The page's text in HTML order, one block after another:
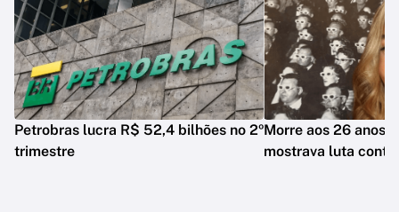
Petrobras lucra R$ 52,4 bilhões no 2º
trimestre
Morre aos 26 anos
mostrava luta